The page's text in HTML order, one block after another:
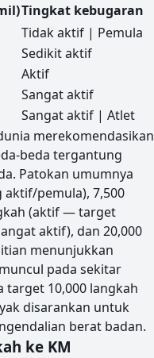
jarak
Tingkat kebugaran
Tidak aktif | Pemula
Sedikit aktif
Aktif
Sangat aktif
Sangat aktif | Atlet
merekomendasikan
beda tergantung
Patokan umumnya
aktif/pemula), 7,500
(aktif — target
aktif), dan 20,000
menunjukkan
pada sekitar
target 10,000 langkah
disarankan untuk
berat badan.
ke KM